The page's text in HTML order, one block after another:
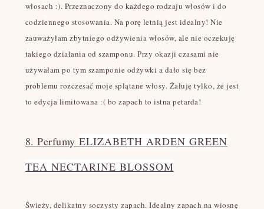
włosach :). Przeznaczony do każdego rodzaju włosów i do
codziennego stosowania. Na porę letnią jest idealny! Nie
zauważyłam zbytniego odżywienia włosów, ale nie oczekuję
takiego działania od szamponu. Przy okazji czasami nie
używałam po tym szamponie odżywki a dało się bez
problemu rozczesać moje splątane włosy. Żałuję tylko, że jest
to edycja limitowana :( bo zapach to istna petarda!
8. PerfumyELIZABETH ARDEN GREEN
TEA NECTARINE BLOSSOM
Świeży, delikatny soczysty zapach. Idealny zapach na wiosnę